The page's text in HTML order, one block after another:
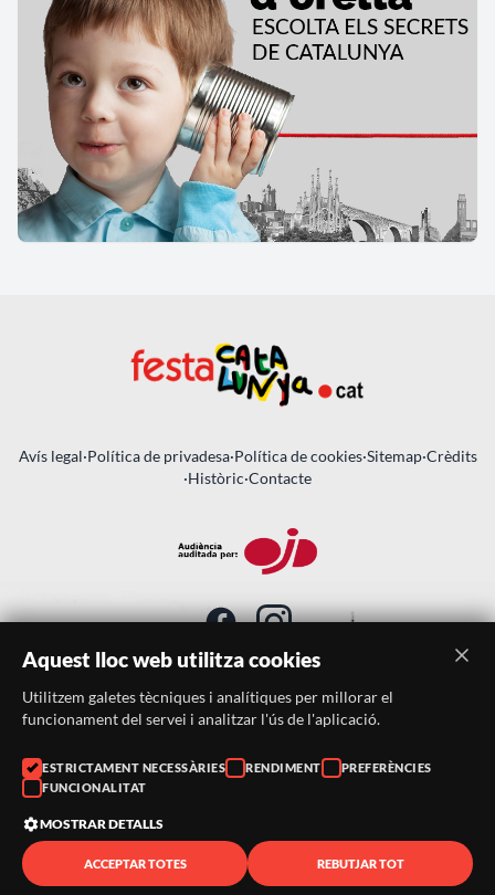
Avís legal·Política de privadesa·Política de cookies·Sitemap·Crèdits
·Històric·Contacte
SUBSCRIU-TE AL BUTLLETÍ
Telèfon:
938046359
Correu:
© 2026 ·FestaCatalunya
— Tots els drets reservats · Web
desenvolupada amb ❤️ perCompsaOnline
Aquest lloc web utilitza cookies
Utilitzem galetes tècniques i analítiques per millorar el
funcionament del servei i analitzar l'ús de l'aplicació.
ESTRICTAMENT NECESSÀRIES RENDIMENT
PREFERÈNCIES
FUNCIONALITAT
MOSTRAR DETALLS
ACCEPTAR TOTES REBUTJAR TOT